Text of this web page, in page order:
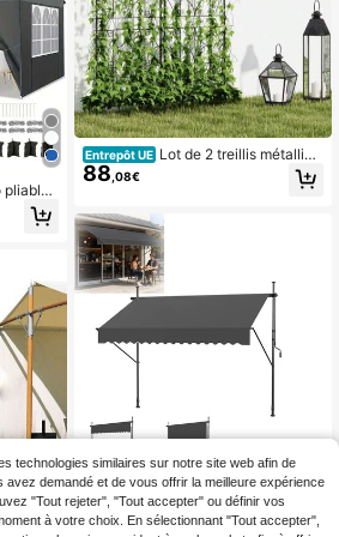
pliable
de fê
c
Entrepôt UE Lot de 2 treillis métalliqu
es antirouille, à brancher, support p
our plantes grimpantes, 50 x 150 c
érieur, treillis pour tomates, légume
s, fleurs, plantes grimpantes, noir
88 ,08€
Entrepôt UE Store à pince, store de b
alcon sans perçage, store en alumin
ium, store solaire, store réglable en
Dès 67,99€
technologies similaires sur notre site web afin de
demandé et de vous offrir la meilleure expérience
"Tout rejeter", "Tout accepter" ou définir vos
à votre choix. En sélectionnant "Tout accepter",